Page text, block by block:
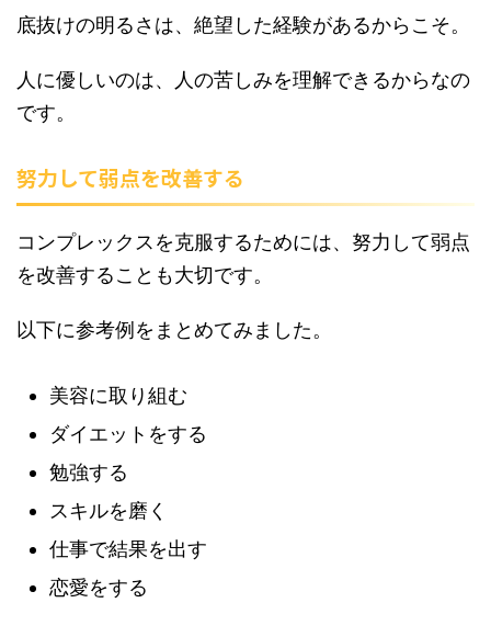
底抜けの明るさは、絶望した経験があるからこそ。
人に優しいのは、人の苦しみを理解できるからなの
です。
努力して弱点を改善する
コンプレックスを克服するためには、努力して弱点
を改善することも大切です。
以下に参考例をまとめてみました。
美容に取り組む
ダイエットをする
勉強する
スキルを磨く
仕事で結果を出す
恋愛をする